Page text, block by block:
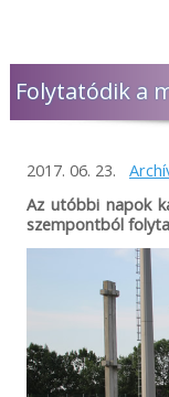
Folytatódik a
2017. 06. 23.
Az utóbbi napok
szempontból